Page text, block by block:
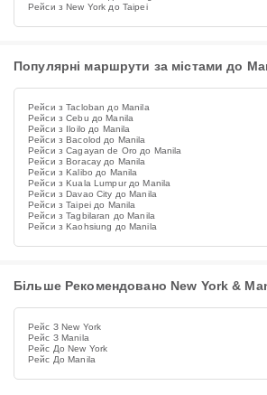
Рейси з New York до Taipei
Популярні маршрути за містами до
Рейси з Tacloban до Manila
Рейси з Cebu до Manila
Рейси з Iloilo до Manila
Рейси з Bacolod до Manila
Рейси з Cagayan de Oro до Manila
Рейси з Boracay до Manila
Рейси з Kalibo до Manila
Рейси з Kuala Lumpur до Manila
Рейси з Davao City до Manila
Рейси з Taipei до Manila
Рейси з Tagbilaran до Manila
Рейси з Kaohsiung до Manila
Більше Рекомендовано New York &
Рейс З New York
Рейс З Manila
Рейс До New York
Рейс До Manila